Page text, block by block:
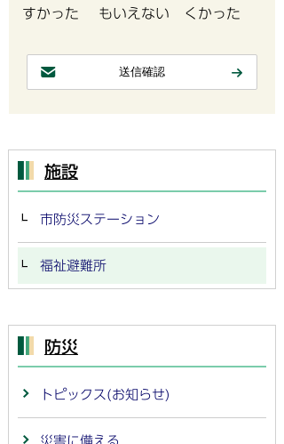
すかった
もいえない
くかった
施設
市防災ステーション
福祉避難所
防災
トピックス(お知らせ)
災害に備える